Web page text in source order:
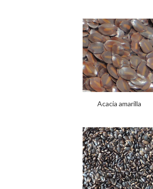
Acacia amarilla